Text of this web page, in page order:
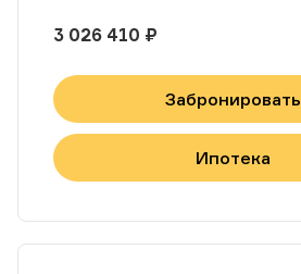
3 026 410 ₽
Забронировать
Ипотека